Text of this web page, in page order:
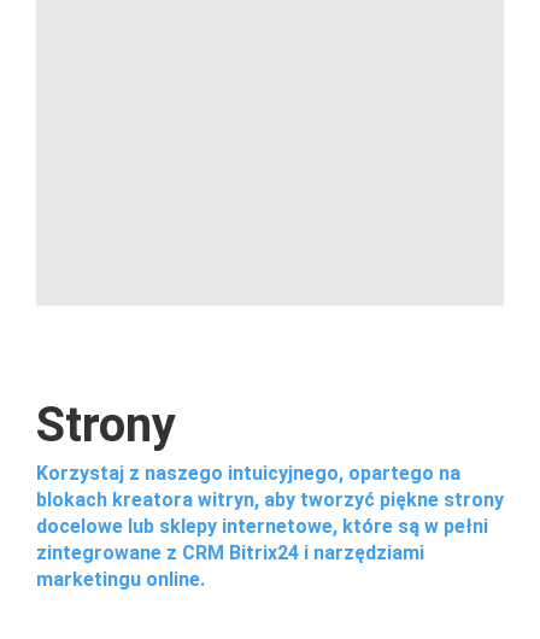
Strony
Korzystaj z naszego intuicyjnego, opartego na
blokach kreatora witryn, aby tworzyć piękne strony
docelowe lub sklepy internetowe, które są w pełni
zintegrowane z CRM Bitrix24 i narzędziami
marketingu online.